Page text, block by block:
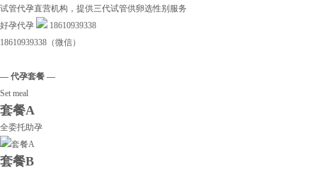
试管代孕直营机构，提供三代试管供卵选性别服务
好孕代孕
18610939338
18610939338（微信）
— 代孕套餐 —
Set meal
套餐A
全委托助孕
套餐B